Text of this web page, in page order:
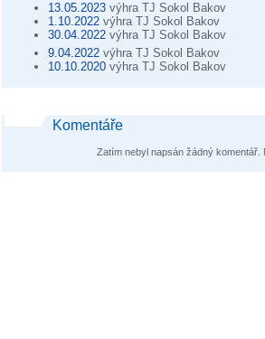
13.05.2023 výhra TJ Sokol Bakov
1.10.2022 výhra TJ Sokol Bakov
30.04.2022 výhra TJ Sokol Bakov
9.04.2022 výhra TJ Sokol Bakov
10.10.2020 výhra TJ Sokol Bakov
Komentáře
Zatím nebyl napsán žádný komentář.